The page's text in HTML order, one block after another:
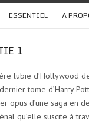
ESSENTIEL A
1
lubie d’Hollywood
tome d’Harry
opus d’une saga en
qu’elle suscite à